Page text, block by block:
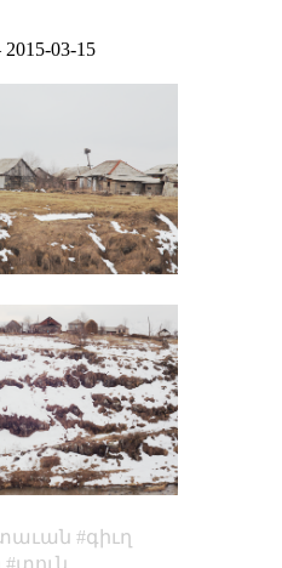
2015-03-15
գիւղ
տուն